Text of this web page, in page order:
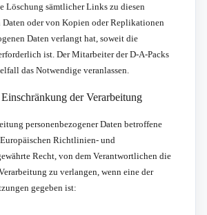
Löschung sämtlicher Links zu diesen
Daten oder von Kopien oder Replikationen
Daten verlangt hat, soweit die
ist. Der Mitarbeiter der D-A-Packs
das Notwendige veranlassen.
der Verarbeitung
personenbezogener Daten betroffene
Richtlinien- und
Recht, von dem Verantwortlichen die
zu verlangen, wenn eine der
gegeben ist: